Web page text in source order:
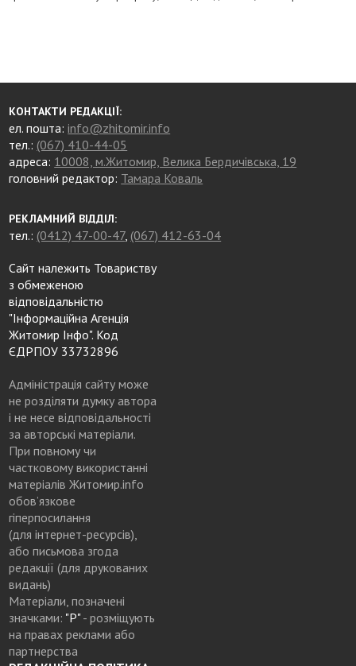
КОНТАКТИ РЕДАКЦІЇ:
ел. пошта:info@zhitomir.info
тел.: (067) 410-44-05
адреса: 10008, м.Житомир, Велика Бердичівська, 19
головний редактор: Тамара Коваль
РЕКЛАМНИЙ ВІДДІЛ:
тел.: (0412) 47-00-47, (067) 412-63-04
Сайт належить Товариству
з обмеженою
відповідальністю
"Інформаційна Агенція
Житомир Інфо". Код
ЄДРПОУ 33732896
Адміністрація сайту може
не розділяти думку автора
і не несе відповідальності
за авторські матеріали.
При повному чи
частковому використанні
матеріалів Житомир.info
обов’язкове
гіперпосилання
(для інтернет-ресурсів),
або письмова згода
редакції (для друкованих
видань)
Матеріали, позначені
значками: "Р"- розміщують
на правах реклами або
партнерства